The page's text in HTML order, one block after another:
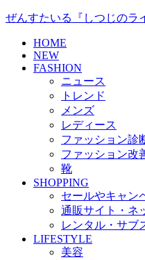
ぜんすたいる『しつじのラ
HOME
NEW
FASHION
ニュース
トレンド
メンズ
レディース
ファッション診
ファッション改
靴
SHOPPING
セールやキャン
通販サイト・ネ
レンタル・サブ
LIFESTYLE
美容